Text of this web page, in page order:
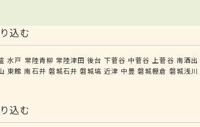
込む
水戸 常陸青柳 常陸津田 後台 下菅谷 中菅谷 上菅谷 南酒出
東館 南石井 磐城石井 磐城塙 近津 中豊 磐城棚倉 磐城浅川
込む